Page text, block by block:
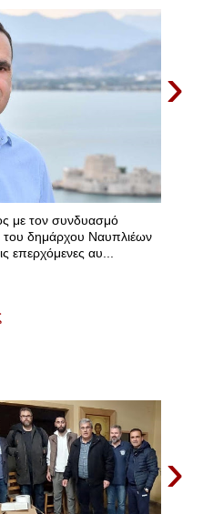
›
με τον συνδυασμό
δημάρχου Ναυπλιέων
επερχόμενες αυ...
›